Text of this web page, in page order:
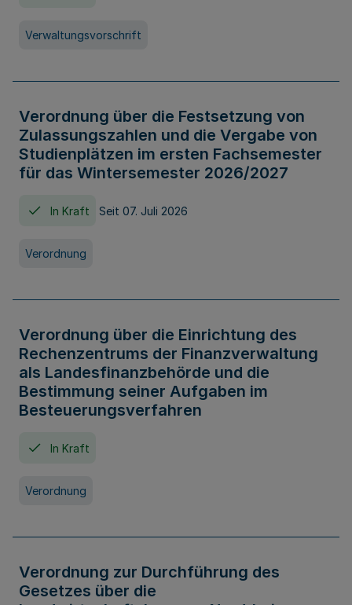
Verwaltungsvorschrift
Verordnung über die Festsetzung von
Zulassungszahlen und die Vergabe von
Studienplätzen im ersten Fachsemester
für das Wintersemester 2026/2027
In Kraft Seit 07. Juli 2026
Verordnung
Verordnung über die Einrichtung des
Rechenzentrums der Finanzverwaltung
als Landesfinanzbehörde und die
Bestimmung seiner Aufgaben im
Besteuerungsverfahren
In Kraft
Verordnung
Verordnung zur Durchführung des
Gesetzes über die